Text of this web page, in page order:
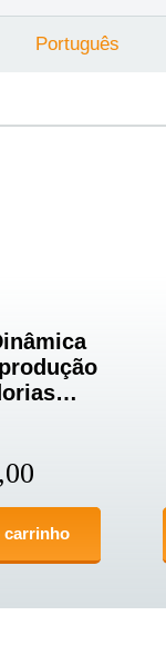
Português
carrinho